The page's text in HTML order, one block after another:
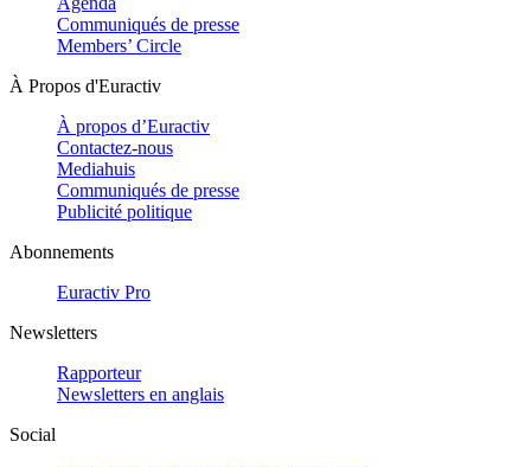
Communiqués de presse
Members’ Circle
À Propos d'Euractiv
À propos d’Euractiv
Contactez-nous
Mediahuis
Communiqués de presse
Publicité politique
Abonnements
Euractiv Pro
Newsletters
Rapporteur
Newsletters en anglais
Social